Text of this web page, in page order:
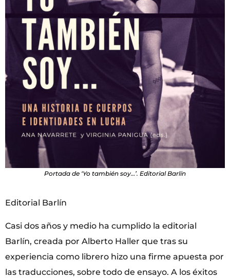
Portada de ‘Yo también soy…’. Editorial Barlín
Editorial Barlín
Casi dos años y medio ha cumplido la editorial
Barlín, creada por Alberto Haller que tras su
experiencia como librero hizo una firme apuesta por
las traducciones, sobre todo de ensayo. A los éxitos